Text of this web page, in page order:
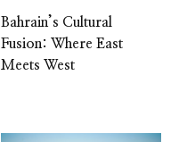
Bahrain’s Cultural
Fusion: Where East
Meets West